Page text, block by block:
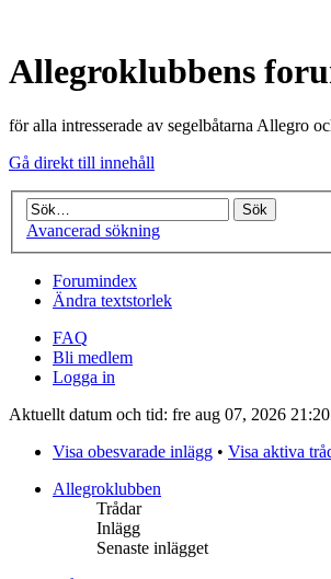
Allegroklubbens
för alla intresserade av segelbåtarna Allegro
Gå direkt till innehåll
Avancerad sökning
Forumindex
Ändra textstorlek
FAQ
Bli medlem
Logga in
Aktuellt datum och tid: fre aug 07, 2026 21:20
Visa obesvarade inlägg • Visa aktiva
Allegroklubben
Trådar
Inlägg
Senaste inlägget